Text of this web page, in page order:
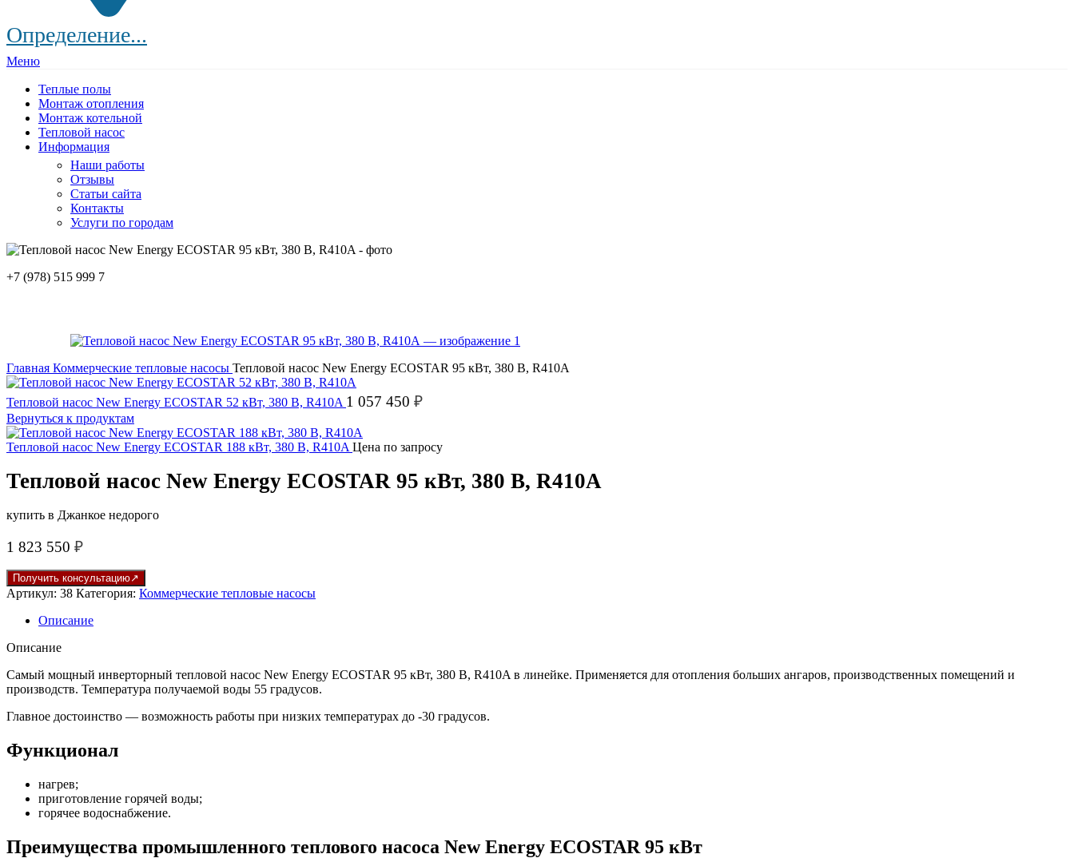
Определение...
Меню
Теплые полы
Монтаж отопления
Монтаж котельной
Тепловой насос
Информация
Наши работы
Отзывы
Статьи сайта
Контакты
Услуги по городам
+7 (978) 515 999 7
Главная Коммерческие тепловые насосы Тепловой насос New Energy ECOSTAR 95 кВт, 380 В, R410A
Тепловой насос New Energy ECOSTAR 52 кВт, 380 В, R410A 1 057 450 ₽
Вернуться к продуктам
Тепловой насос New Energy ECOSTAR 188 кВт, 380 В, R410A Цена по запросу
Тепловой насос New Energy ECOSTAR 95 кВт, 380 В, R410A
купить в Джанкое недорого
1 823 550 ₽
Получить консультацию
Артикул: 38 Категория: Коммерческие тепловые насосы
Описание
Описание
Самый мощный инверторный тепловой насос New Energy ECOSTAR 95 кВт, 380 В, R410A в линейке. Применяется для отопления больших ангаров, производственных помещений и
производств. Температура получаемой воды 55 градусов.
Главное достоинство — возможность работы при низких температурах до -30 градусов.
Функционал
нагрев;
приготовление горячей воды;
горячее водоснабжение.
Преимущества промышленного теплового насоса New Energy ECOSTAR 95 кВт